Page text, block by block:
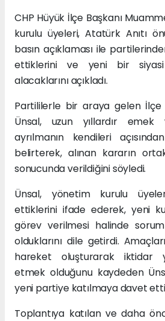
CHP Hüyük İlçe Başkanı
kurulu üyeleri, Atatürk Anıtı
basın açıklaması ile
ettiklerini ve yeni bir
alacaklarını açıkladı.
Partililerle bir araya gelen İlçe
Ünsal, uzun yıllardır emek
ayrılmanın kendileri
belirterek, alınan kararın
sonucunda verildiğini söyledi.
Ünsal, yönetim kurulu
ettiklerini ifade ederek, yeni
görev verilmesi halinde
olduklarını dile getirdi.
hareket oluşturarak iktidar
etmek olduğunu kaydeden
yeni partiye katılmaya davet
Toplantıya katılan ve daha